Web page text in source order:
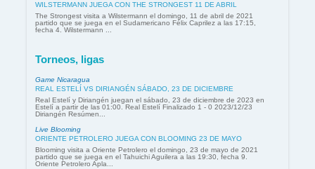
WILSTERMANN JUEGA CON THE STRONGEST 11 DE ABRIL
The Strongest visita a Wilstermann el domingo, 11 de abril de 2021
partido que se juega en el Sudamericano Félix Caprilez a las 17:15,
fecha 4. Wilstermann ...
Torneos, ligas
Game Nicaragua
REAL ESTELÍ VS DIRIANGÉN SÁBADO, 23 DE DICIEMBRE
Real Estelí y Diriangén juegan el sábado, 23 de diciembre de 2023 en
Estelí a partir de las 01:00. Real Estelí Finalizado 1 - 0 2023/12/23
Diriangén Resúmen...
Live Blooming
ORIENTE PETROLERO JUEGA CON BLOOMING 23 DE MAYO
Blooming visita a Oriente Petrolero el domingo, 23 de mayo de 2021
partido que se juega en el Tahuichi Aguilera a las 19:30, fecha 9.
Oriente Petrolero Apla...